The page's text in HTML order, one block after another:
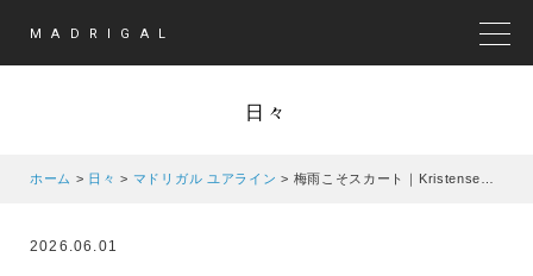
MADRIGAL
日々
ホーム > 日々 > マドリガル ユアライン > 梅雨こそスカート｜KristenseN DU NORD
2026.06.01